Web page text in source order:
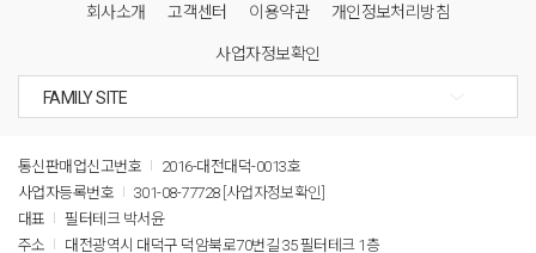
회사소개 고객센터 이용약관 개인정보처리방침
사업자정보확인
통신판매업신고번호
2016-대전대덕-0013호
사업자등록번호
301-08-77728 [사업자정보확인]
대표
필터테크 박서윤
주소
대전광역시 대덕구 덕암북로70번길 35 필터테크 1층